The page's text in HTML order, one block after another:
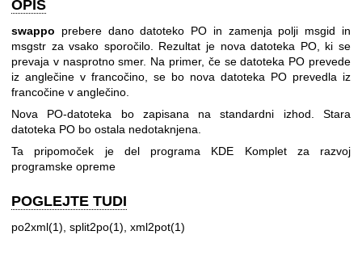
OPIS
swappo prebere dano datoteko PO in zamenja polji msgid in
msgstr za vsako sporočilo. Rezultat je nova datoteka PO, ki se
prevaja v nasprotno smer. Na primer, če se datoteka PO prevede
iz anglečine v francočino, se bo nova datoteka PO prevedla iz
francočine v anglečino.
Nova PO-datoteka bo zapisana na standardni izhod. Stara
datoteka PO bo ostala nedotaknjena.
Ta pripomoček je del programa KDE Komplet za razvoj
programske opreme
POGLEJTE TUDI
po2xml(1), split2po(1), xml2pot(1)